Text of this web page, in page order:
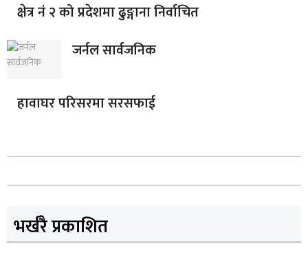
क्षेत्र नं २ को प्रदेशमा ढुङ्गाना निर्वाचित
जर्नल सार्वजनिक
हावाघर परिसरमा सरसफाई
भर्खरै प्रकाशित